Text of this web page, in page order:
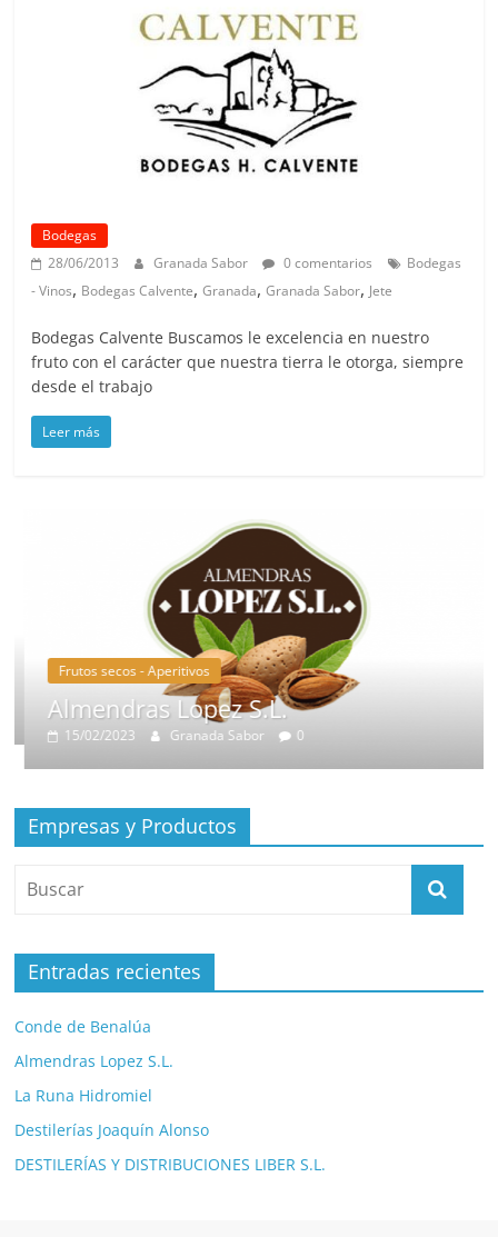
Bodegas
28/06/2013
Granada Sabor 0 comentarios
Bodegas
- Vinos, Bodegas Calvente,Granada,Granada Sabor, Jete
Bodegas Calvente Buscamos le excelencia en nuestro
fruto con el carácter que nuestra tierra le otorga, siempre
desde el trabajo
Leer más
Frutos secos - Aperitivos
Almendras Lopez S.L.
15/02/2023 Granada Sabor 0
Empresas y Productos
Entradas recientes
Conde de Benalúa
Almendras Lopez S.L.
La Runa Hidromiel
Destilerías Joaquín Alonso
DESTILERÍAS Y DISTRIBUCIONES LIBER S.L.